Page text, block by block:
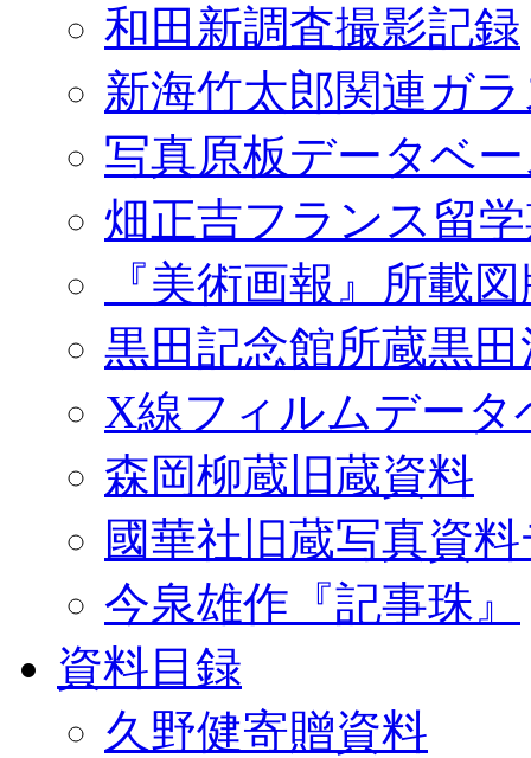
和田新調査撮影記録
新海竹太郎関連ガ
写真原板データベ
畑正吉フランス留
『美術画報』所載
黒田記念館所蔵黒
X線フィルムデータ
森岡柳蔵旧蔵資料
國華社旧蔵写真資
今泉雄作『記事珠』
資料目録
久野健寄贈資料